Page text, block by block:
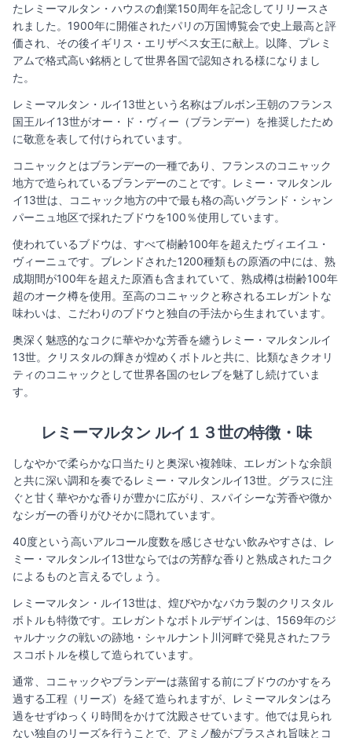
たレミーマルタン・ハウスの創業150周年を記念してリリースさ
れました。1900年に開催されたパリの万国博覧会で史上最高と評
価され、その後イギリス・エリザベス女王に献上。以降、プレミ
アムで格式高い銘柄として世界各国で認知される様になりまし
た。
レミーマルタン・ルイ13世という名称はブルボン王朝のフランス
国王ルイ13世がオー・ド・ヴィー（ブランデー）を推奨したため
に敬意を表して付けられています。
コニャックとはブランデーの一種であり、フランスのコニャック
地方で造られているブランデーのことです。レミー・マルタンル
イ13世は、コニャック地方の中で最も格の高いグランド・シャン
パーニュ地区で採れたブドウを100％使用しています。
使われているブドウは、すべて樹齢100年を超えたヴィエイユ・
ヴィーニュです。ブレンドされた1200種類もの原酒の中には、熟
成期間が100年を超えた原酒も含まれていて、熟成樽は樹齢100年
超のオーク樽を使用。至高のコニャックと称されるエレガントな
味わいは、こだわりのブドウと独自の手法から生まれています。
奥深く魅惑的なコクに華やかな芳香を纏うレミー・マルタンルイ
13世。クリスタルの輝きが煌めくボトルと共に、比類なきクオリ
ティのコニャックとして世界各国のセレブを魅了し続けていま
す。
レミーマルタン ルイ１３世の特徴・味
しなやかで柔らかな口当たりと奥深い複雑味、エレガントな余韻
と共に深い調和を奏でるレミー・マルタンルイ13世。グラスに注
ぐと甘く華やかな香りが豊かに広がり、スパイシーな芳香や微か
なシガーの香りがひそかに隠れています。
40度という高いアルコール度数を感じさせない飲みやすさは、レ
ミー・マルタンルイ13世ならではの芳醇な香りと熟成されたコク
によるものと言えるでしょう。
レミーマルタン・ルイ13世は、煌びやかなバカラ製のクリスタル
ボトルも特徴です。エレガントなボトルデザインは、1569年のジ
ャルナックの戦いの跡地・シャルナント川河畔で発見されたフラ
スコボトルを模して造られています。
通常、コニャックやブランデーは蒸留する前にブドウのかすをろ
過する工程（リーズ）を経て造られますが、レミーマルタンはろ
過をせずゆっくり時間をかけて沈殿させています。他では見られ
ない独自のリーズを行うことで、アミノ酸がプラスされ旨味とコ